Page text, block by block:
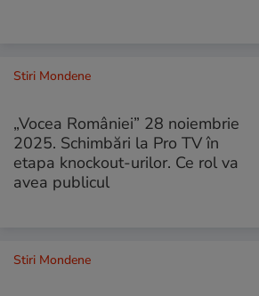
Stiri Mondene
„Vocea României” 28 noiembrie
2025. Schimbări la Pro TV în
etapa knockout-urilor. Ce rol va
avea publicul
Stiri Mondene